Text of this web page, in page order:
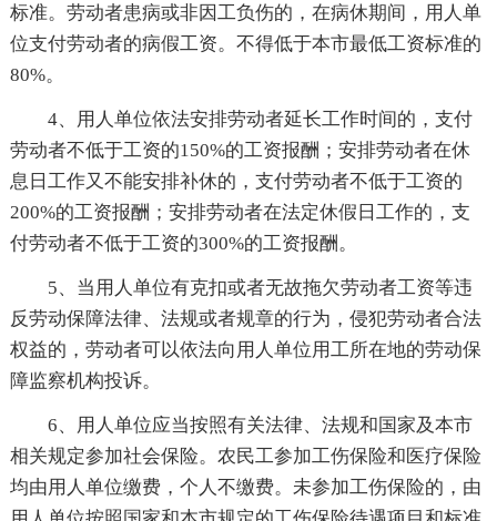
标准。劳动者患病或非因工负伤的，在病休期间，用人单
位支付劳动者的病假工资。不得低于本市最低工资标准的
80%。
4、用人单位依法安排劳动者延长工作时间的，支付
劳动者不低于工资的150%的工资报酬；安排劳动者在休
息日工作又不能安排补休的，支付劳动者不低于工资的
200%的工资报酬；安排劳动者在法定休假日工作的，支
付劳动者不低于工资的300%的工资报酬。
5、当用人单位有克扣或者无故拖欠劳动者工资等违
反劳动保障法律、法规或者规章的行为，侵犯劳动者合法
权益的，劳动者可以依法向用人单位用工所在地的劳动保
障监察机构投诉。
6、用人单位应当按照有关法律、法规和国家及本市
相关规定参加社会保险。农民工参加工伤保险和医疗保险
均由用人单位缴费，个人不缴费。未参加工伤保险的，由